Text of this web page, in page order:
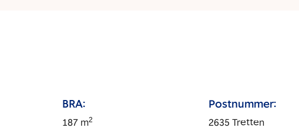
BRA:
187m2
Postnummer:
2635 Tretten